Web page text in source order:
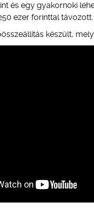
és egy gyakornoki
ezer forinttal távozott.
készült,